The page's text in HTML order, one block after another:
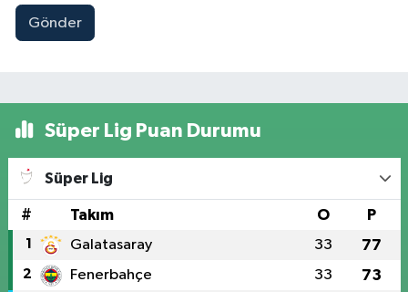
Gönder
Süper Lig Puan Durumu
Süper Lig
# Takım O P
1 Galatasaray 33 77
2 Fenerbahçe 33 73